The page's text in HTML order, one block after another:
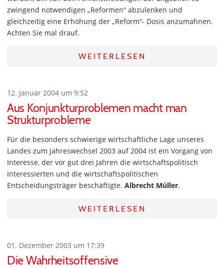
zwingend notwendigen „Reformen“ abzulenken und
gleichzeitig eine Erhöhung der „Reform“- Dosis anzumahnen.
Achten Sie mal drauf.
WEITERLESEN
12. Januar 2004 um 9:52
Aus Konjunkturproblemen macht man
Strukturprobleme
Für die besonders schwierige wirtschaftliche Lage unseres
Landes zum Jahreswechsel 2003 auf 2004 ist ein Vorgang von
Interesse, der vor gut drei Jahren die wirtschaftspolitisch
Interessierten und die wirtschaftspolitischen
Entscheidungsträger beschäftigte. Albrecht Müller.
WEITERLESEN
01. Dezember 2003 um 17:39
Die Wahrheitsoffensive